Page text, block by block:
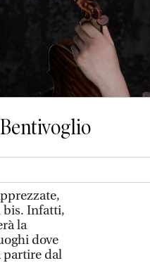
bis. Infatti,
la
dove
partire dal